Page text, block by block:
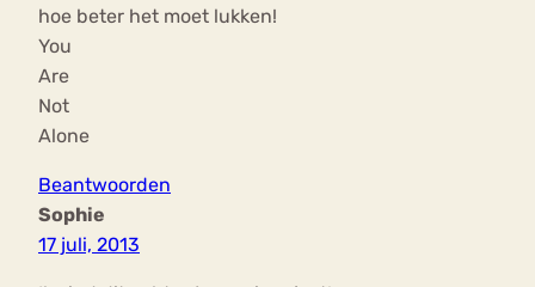
hoe beter het moet lukken!
You
Are
Not
Alone
Beantwoorden
Sophie
17 juli, 2013